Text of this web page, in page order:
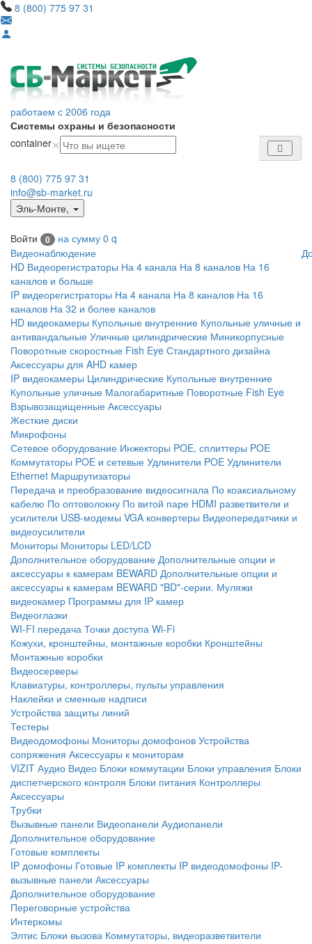
8 (800) 775 97 31
работаем с 2006 года
Системы охраны и безопасности
container×
8 (800) 775 97 31
info@sb-market.ru
Эль-Монте,
Войти 0 на сумму 0 q
Видеонаблюдение
HD Видеорегистраторы На 4 канала На 8 каналов На 16
каналов и больше
IP видеорегистраторы На 4 канала На 8 каналов На 16
каналов На 32 и более каналов
HD видеокамеры Купольные внутренние Купольные уличные и
антивандальные Уличные цилиндрические Миникорпусные
Поворотные скоростные Fish Eye Стандартного дизайна
Аксессуары для AHD камер
IP видеокамеры Цилиндрические Купольные внутренние
Купольные уличные Малогабаритные Поворотные Fish Eye
Взрывозащищенные Аксессуары
Жесткие диски
Микрофоны
Сетевое оборудование Инжекторы POE, сплиттеры POE
Коммутаторы POE и сетевые Удлинители POE Удлинители
Ethernet Маршрутизаторы
Передача и преобразование видеосигнала По коаксиальному
кабелю По оптоволокну По витой паре HDMI разветвители и
усилители USB-модемы VGA конвертеры Видеопередатчики и
видеоусилители
Мониторы Мониторы LED/LCD
Дополнительное оборудование Дополнительные опции и
аксессуары к камерам BEWARD Дополнительные опции и
аксессуары к камерам BEWARD "BD"-серии. Муляжи
видеокамер Программы для IP камер
Видеоглазки
WI-FI передача Точки доступа Wi-Fi
Кожухи, кронштейны, монтажные коробки Кронштейны
Монтажные коробки
Видеосерверы
Клавиатуры, контроллеры, пульты управления
Наклейки и сменные надписи
Устройства защиты линий
Тестеры
Видеодомофоны Мониторы домофонов Устройства
сопряжения Аксессуары к мониторам
VIZIT Аудио Видео Блоки коммутации Блоки управления Блоки
диспетчерского контроля Блоки питания Контроллеры
Аксессуары
Трубки
Вызывные панели Видеопанели Аудиопанели
Дополнительное оборудование
Готовые комплекты
IP домофоны Готовые IP комплекты IP видеодомофоны IP-
вызывные панели Аксессуары
Дополнительное оборудование
Переговорные устройства
Интеркомы
Элтис Блоки вызова Коммутаторы, видеоразветвители